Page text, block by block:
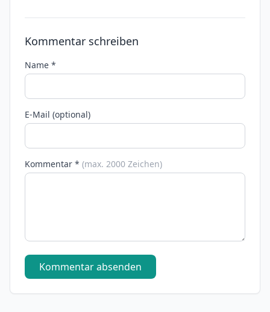
Kommentar schreiben
Name *
E-Mail (optional)
Kommentar * (max. 2000 Zeichen)
Kommentar absenden